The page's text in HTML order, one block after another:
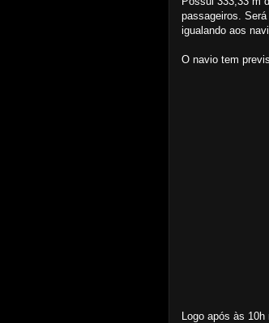
passageiros.
igualando aos
O navio tem
Logo após às